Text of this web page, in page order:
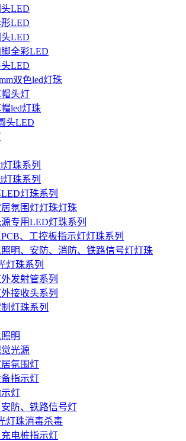
头LED
形LED
头LED
脚全彩LED
头LED
双色led灯珠
帽头灯
led灯珠
头LED
灯珠系列
灯珠系列
灯珠系列
氛围灯灯珠灯珠
专用LED灯珠系列
、工控板指示灯灯珠系列
明、安防、消防、铁路信号灯灯珠
灯珠系列
发射管系列
接收头系列
灯珠系列
明
光源
氛围灯
指示灯
灯
防、铁路信号灯
灯珠消毒杀毒
电桩指示灯